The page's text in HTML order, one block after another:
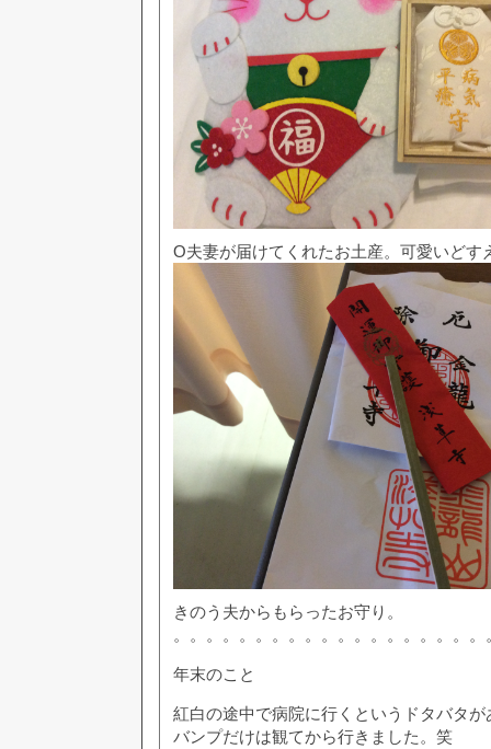
O夫妻が届けてくれたお土産。可愛いど
きのう夫からもらったお守り。
。。。。。。。。。。。。。。。。。。
年末のこと
紅白の途中で病院に行くというドタバタが
バンプだけは観てから行きました。笑